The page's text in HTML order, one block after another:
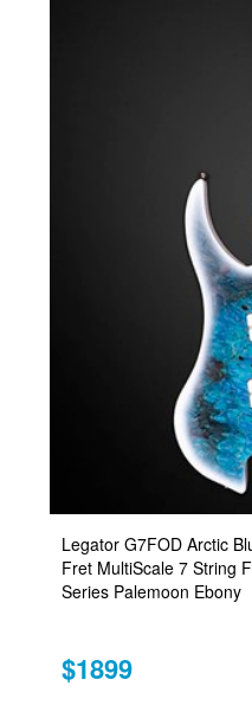
Legator G7FOD Arctic
Fret MultiScale 7 String
Series Palemoon Ebony
$1899